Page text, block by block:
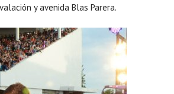
y avenida Blas Parera.